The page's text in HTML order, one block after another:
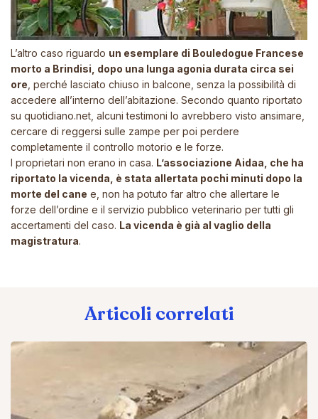
L’altro caso riguardo un esemplare di Bouledogue Francese
morto a Brindisi, dopo una lunga agonia durata circa sei
ore , perché lasciato chiuso in balcone, senza la possibilità di
accedere all’interno dell’abitazione. Secondo quanto riportato
su quotidiano.net, alcuni testimoni lo avrebbero visto ansimare,
cercare di reggersi sulle zampe per poi perdere
completamente il controllo motorio e le forze.
I proprietari non erano in casa. L’associazione Aidaa, che ha
riportato la vicenda, è stata allertata pochi minuti dopo la
morte del cane e, non ha potuto far altro che allertare le
forze dell’ordine e il servizio pubblico veterinario per tutti gli
accertamenti del caso. La vicenda è già al vaglio della
magistratura.
Articoli correlati